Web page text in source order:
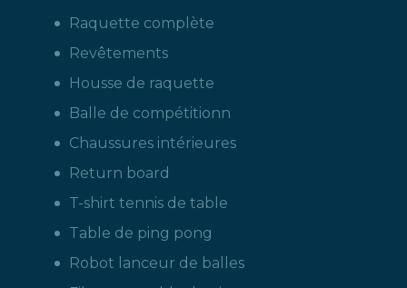
Raquette complète
Revêtements
Housse de raquette
Balle de compétitionn
Chaussures intérieures
Return board
T-shirt tennis de table
Table de ping pong
Robot lanceur de balles